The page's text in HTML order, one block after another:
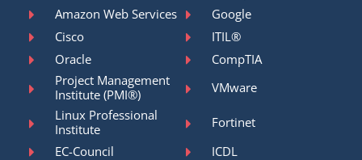
Amazon Web Services
Google
Cisco
ITIL®
Oracle
CompTIA
Project Management
Institute (PMI®)
VMware
Linux Professional
Institute
Fortinet
EC-Council
ICDL